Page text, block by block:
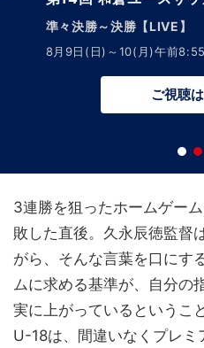
準々決勝～決勝【LIVE】
8月9日(日)～10(月)午前
ご視聴
3連勝を狙ったホームゲー
敗した直後。久永辰徳監督
がら、そんな言葉を口にす
ムに求める基準が、自分の
実に上がっているというこ
U-18は、間違いなくプレミ